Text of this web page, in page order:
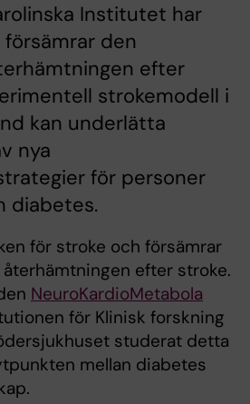
Institutet har
den
efter
strokemodell i
kan underlätta
nya
för personer
diabetes.
för stroke och försämrar
efter stroke.
NeuroKardioMetabola
för Klinisk forskning
studerat detta
mellan diabetes